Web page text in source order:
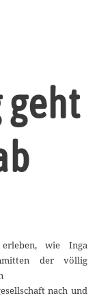
geht
wie Inga
der völlig
nach und